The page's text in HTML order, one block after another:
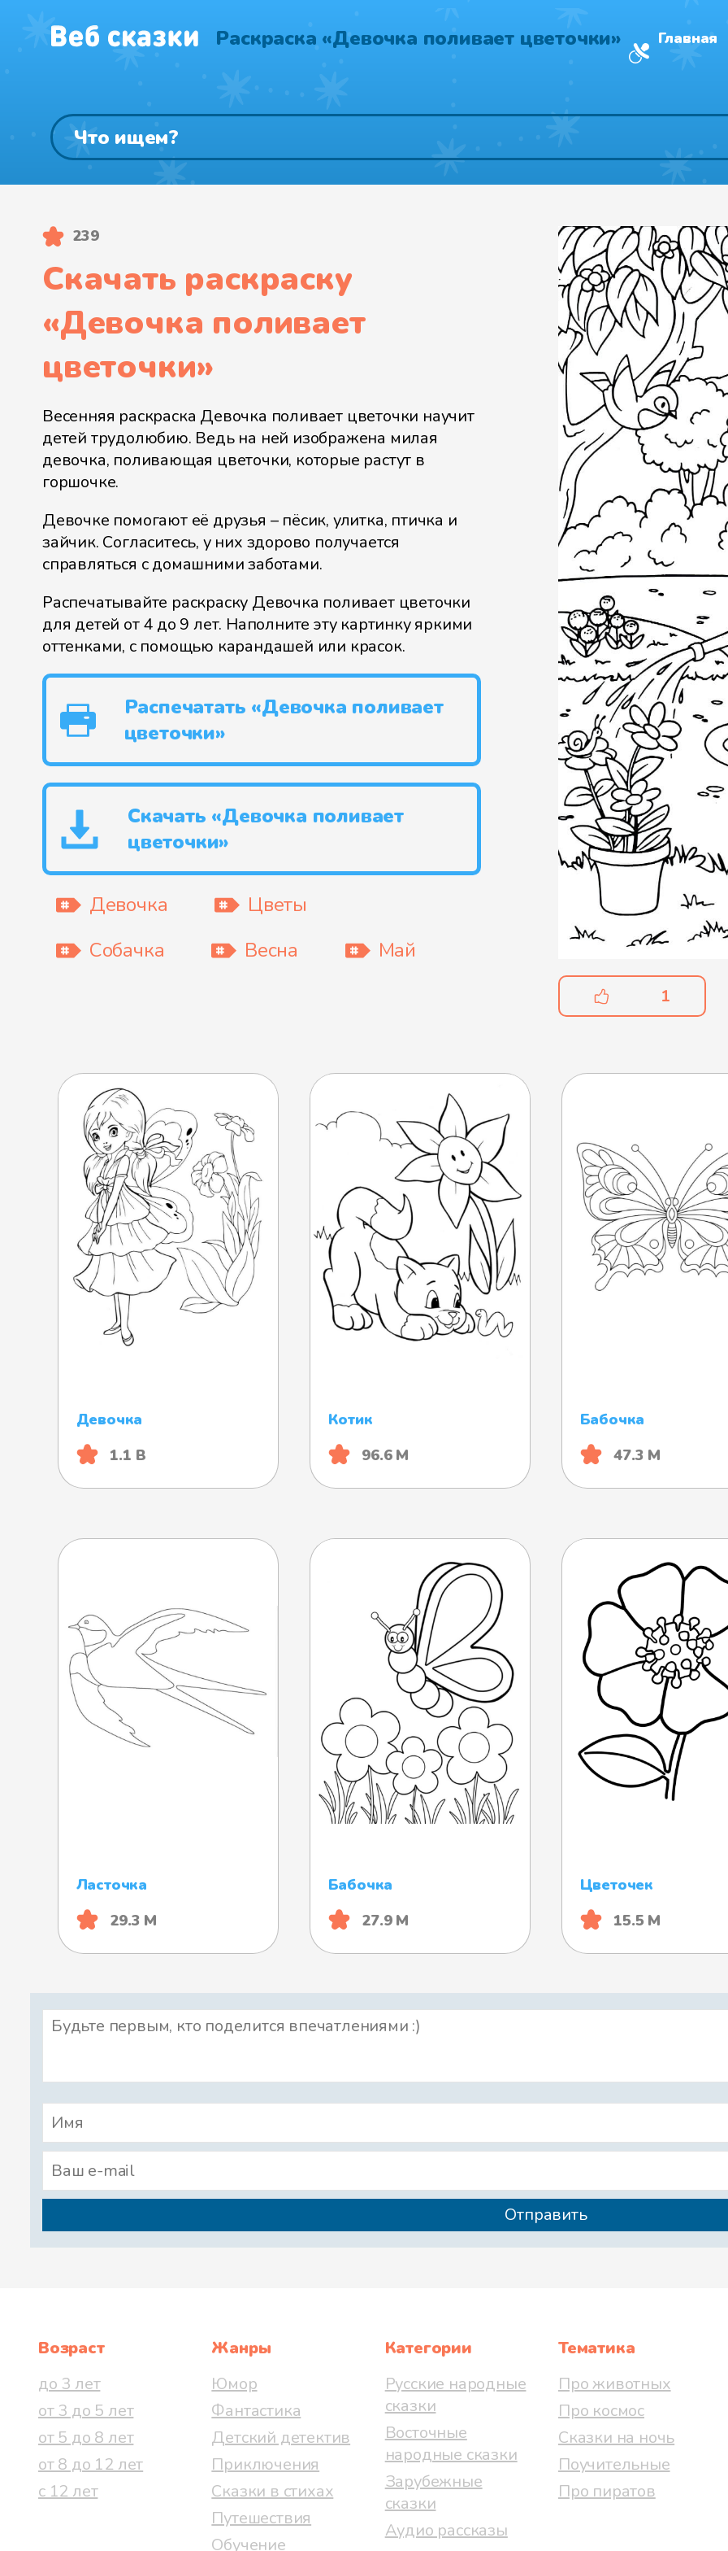
Раскраска «Девочка поливает цветочки» Главная
1
239
Скачать раскраску
«Девочка поливает
цветочки»
Весенняя раскраска Девочка поливает цветочки научит
детей трудолюбию. Ведь на ней изображена милая
девочка, поливающая цветочки, которые растут в
горшочке.
Девочке помогают её друзья – пёсик, улитка, птичка и
зайчик. Согласитесь, у них здорово получается
справляться с домашними заботами.
Распечатывайте раскраску Девочка поливает цветочки
для детей от 4 до 9 лет. Наполните эту картинку яркими
оттенками, с помощью карандашей или красок.
Распечатать «Девочка поливает
цветочки»
Скачать «Девочка поливает
цветочки»
Девочка
Цветы
Собачка
Весна Май
Девочка
1.1 B
Котик
96.6 М
Бабочка
47.3 М
Ласточка
29.3 М
Бабочка
27.9 М
Цветочек
15.5 М
Возраст
до 3 лет
от 3 до 5 лет
от 5 до 8 лет
от 8 до 12 лет
с 12 лет
Жанры
Юмор
Фантастика
Детский детектив
Приключения
Сказки в стихах
Путешествия
Обучение
Категории
Русские народные
сказки
Восточные
народные сказки
Зарубежные
сказки
Аудио рассказы
Тематика
Про животных
Про космос
Сказки на ночь
Поучительные
Про пиратов